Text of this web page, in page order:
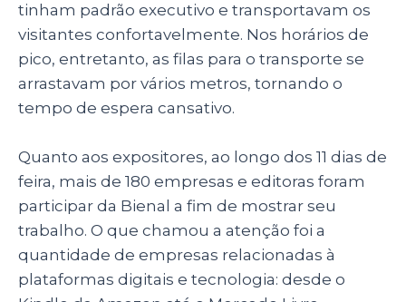
tinham padrão executivo e transportavam os
visitantes confortavelmente. Nos horários de
pico, entretanto, as filas para o transporte se
arrastavam por vários metros, tornando o
tempo de espera cansativo.
Quanto aos expositores, ao longo dos 11 dias de
feira, mais de 180 empresas e editoras foram
participar da Bienal a fim de mostrar seu
trabalho. O que chamou a atenção foi a
quantidade de empresas relacionadas à
plataformas digitais e tecnologia: desde o